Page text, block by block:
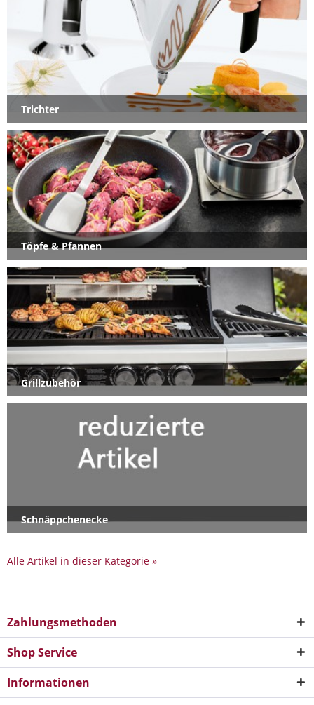
Trichter
Töpfe & Pfannen
Grillzubehör
Schnäppchenecke
Alle Artikel in dieser Kategorie »
Zahlungsmethoden
Shop Service
Informationen